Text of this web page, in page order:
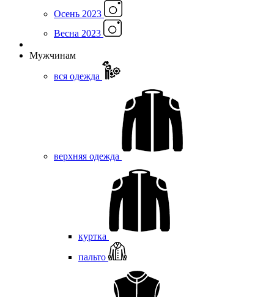
Осень 2023
Весна 2023
Мужчинам
вся одежда
верхняя одежда
куртка
пальто